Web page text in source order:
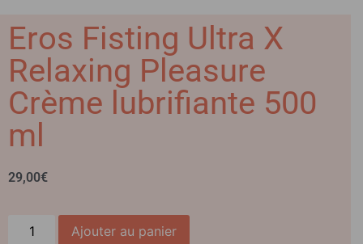
Eros Fisting Ultra X
Relaxing Pleasure
Crème lubrifiante 500
ml
29,00€
Ajouter au panier